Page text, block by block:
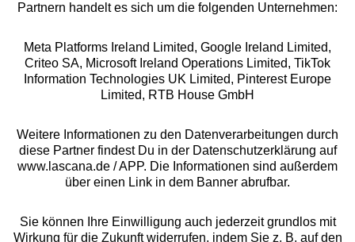
Alle Preise inkl. MwSt., zzgl.
Versandkosten
** Bonität vorausgesetzt, berechtigt zur Bonitätsprüfung
Partnern handelt es sich um die folgenden Unternehmen:
Meta Platforms Ireland Limited, Google Ireland Limited,
Criteo SA, Microsoft Ireland Operations Limited, TikTok
Information Technologies UK Limited, Pinterest Europe
Limited, RTB House GmbH
Weitere Informationen zu den Datenverarbeitungen durch
diese Partner findest Du in der Datenschutzerklärung auf
www.lascana.de / APP. Die Informationen sind außerdem
über einen Link in dem Banner abrufbar.
Sie können Ihre Einwilligung auch jederzeit grundlos mit
Wirkung für die Zukunft widerrufen, indem Sie z. B. auf den